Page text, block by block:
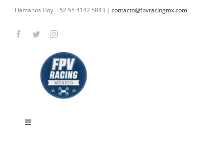
Skip
content
Llamanos Hoy! +52 55 4142 5843 | contacto@fpvracingmx.com
Toggle